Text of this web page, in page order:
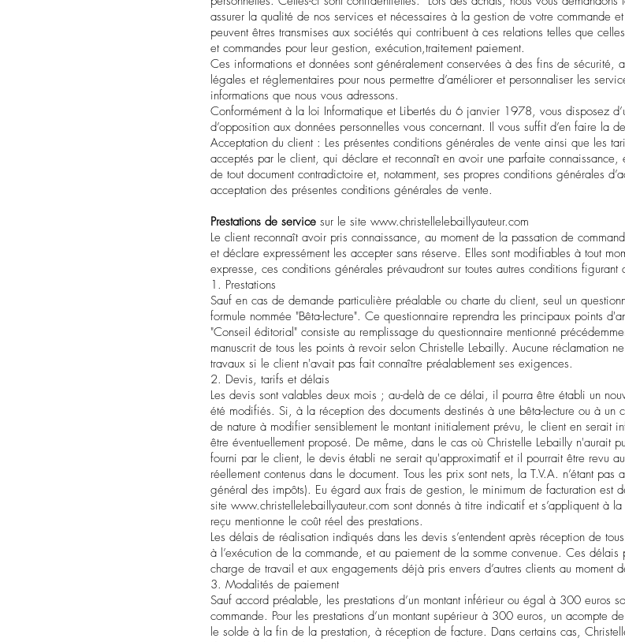
assurer la qualité de nos services et nécessaires à la gestion de votre commande
peuvent êtres transmises aux sociétés qui contribuent à ces relations telles que
et commandes pour leur gestion, exécution,traitement paiement.
Ces informations et données sont généralement conservées à des fins de
légales et réglementaires pour nous permettre d’améliorer et personnaliser les
informations que nous vous adressons.
Conformément à la loi Informatique et Libertés du 6 janvier 1978, vous disposez
d’opposition aux données personnelles vous concernant. Il vous suffit d’en faire la
Acceptation du client : Les présentes conditions générales de vente ainsi que les
acceptés par le client, qui déclare et reconnaît en avoir une parfaite
de tout document contradictoire et, notamment, ses propres conditions générales
acceptation des présentes conditions générales de vente.
Prestations de service sur le site www.christellelebaillyauteur.com
Le client reconnaît avoir pris connaissance, au moment de la passation de
et déclare expressément les accepter sans réserve. Elles sont modifiables à tout
expresse, ces conditions générales prévaudront sur toutes autres conditions figurant
1. Prestations
Sauf en cas de demande particulière préalable ou charte du client, seul un
formule nommée "Bêta-lecture". Ce questionnaire reprendra les principaux points
"Conseil éditorial" consiste au remplissage du questionnaire mentionné
manuscrit de tous les points à revoir selon Christelle Lebailly. Aucune réclamation
travaux si le client n'avait pas fait connaître préalablement ses exigences.
2. Devis, tarifs et délais
Les devis sont valables deux mois ; au-delà de ce délai, il pourra être établi un
été modifiés. Si, à la réception des documents destinés à une bêta-lecture ou à un
de nature à modifier sensiblement le montant initialement prévu, le client en serait
être éventuellement proposé. De même, dans le cas où Christelle Lebailly n'aurait
fourni par le client, le devis établi ne serait qu'approximatif et il pourrait être revu
réellement contenus dans le document. Tous les prix sont nets, la T.V.A. n’étant
général des impôts). Eu égard aux frais de gestion, le minimum de facturation est
site www.christellelebaillyauteur.com sont donnés à titre indicatif et s’appliquent à
reçu mentionne le coût réel des prestations.
Les délais de réalisation indiqués dans les devis s’entendent après réception de
à l’exécution de la commande, et au paiement de la somme convenue. Ces
charge de travail et aux engagements déjà pris envers d’autres clients au moment
3. Modalités de paiement
Sauf accord préalable, les prestations d’un montant inférieur ou égal à 300 euros
commande. Pour les prestations d’un montant supérieur à 300 euros, un acompte
le solde à la fin de la prestation, à réception de facture. Dans certains cas,